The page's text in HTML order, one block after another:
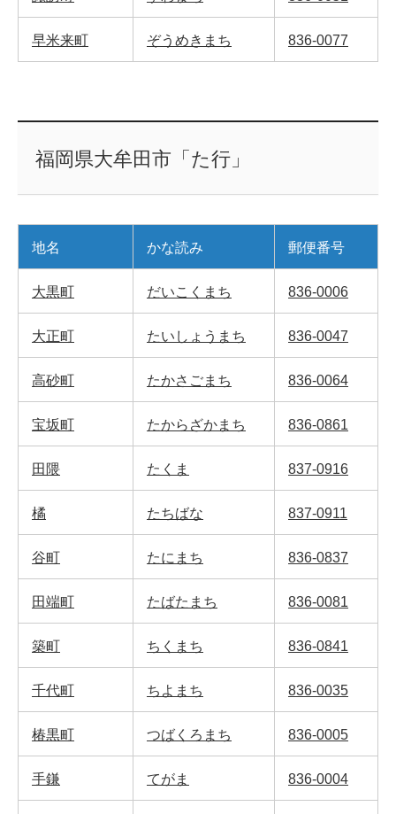
早米来町 ぞうめきまち 836-0077
福岡県大牟田市「た行」
地名 かな読み 郵便番号
大黒町 だいこくまち 836-0006
大正町 たいしょうまち 836-0047
高砂町 たかさごまち 836-0064
宝坂町 たからざかまち 836-0861
田隈 たくま 837-0916
橘 たちばな 837-0911
谷町 たにまち 836-0837
田端町 たばたまち 836-0081
築町 ちくまち 836-0841
千代町 ちよまち 836-0035
椿黒町 つばくろまち 836-0005
手鎌 てがま 836-0004